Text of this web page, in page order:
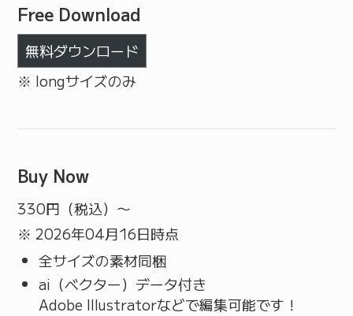
Free Download
無料ダウンロード
※ longサイズのみ
Buy Now
330円（税込）〜
※ 2026年04月16日時点
全サイズの素材同梱
ai（ベクター）データ付き
Adobe Illustratorなどで編集可能です！